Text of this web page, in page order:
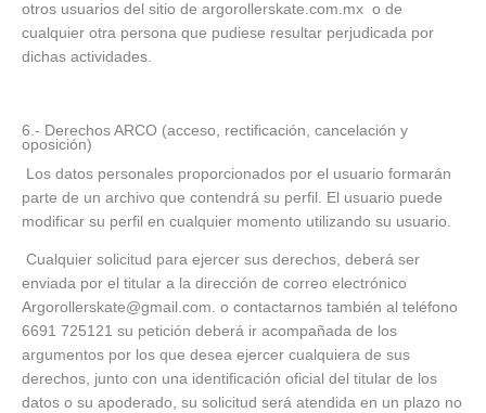
otros usuarios del sitio de argorollerskate.com.mx o de
cualquier otra persona que pudiese resultar perjudicada por
dichas actividades.
6.- Derechos ARCO (acceso, rectificación, cancelación y
oposición)
Los datos personales proporcionados por el usuario formarán
parte de un archivo que contendrá su perfil. El usuario puede
modificar su perfil en cualquier momento utilizando su usuario.
Cualquier solicitud para ejercer sus derechos, deberá ser
enviada por el titular a la dirección de correo electrónico
Argorollerskate@gmail.com. o contactarnos también al teléfono
6691 725121 su petición deberá ir acompañada de los
argumentos por los que desea ejercer cualquiera de sus
derechos, junto con una identificación oficial del titular de los
datos o su apoderado, su solicitud será atendida en un plazo no